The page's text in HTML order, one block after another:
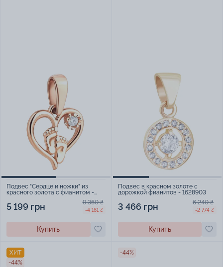
Подвес "Сердце и ножки" из
красного золота с фианитом -
5 199 грн 9 360 ₴
-4 161 ₴
Купить
Подвес в красном золоте с
дорожкой фианитов - 1628903
3 466 грн 6 240 ₴
-2 774 ₴
Купить
ХИТ
-44%
-44%